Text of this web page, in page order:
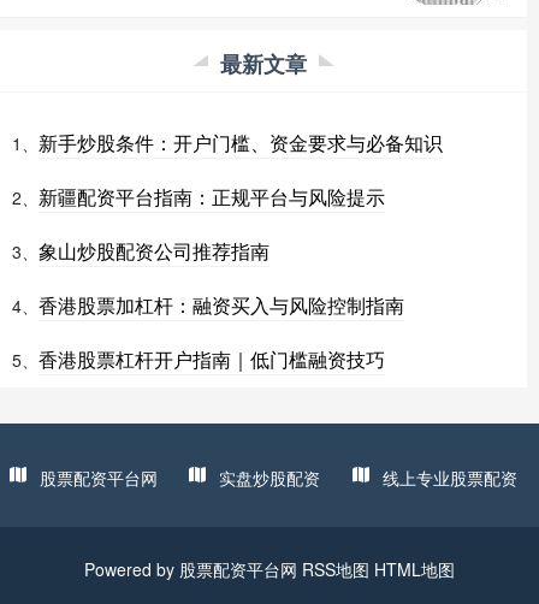
最新文章
1、 新手炒股条件：开户门槛、资金要求与必备知识
2、 新疆配资平台指南：正规平台与风险提示
3、 象山炒股配资公司推荐指南
4、 香港股票加杠杆：融资买入与风险控制指南
5、 香港股票杠杆开户指南｜低门槛融资技巧
股票配资平台网 实盘炒股配资 线上专业股票配资
Powered by 股票配资平台网 RSS地图 HTML地图